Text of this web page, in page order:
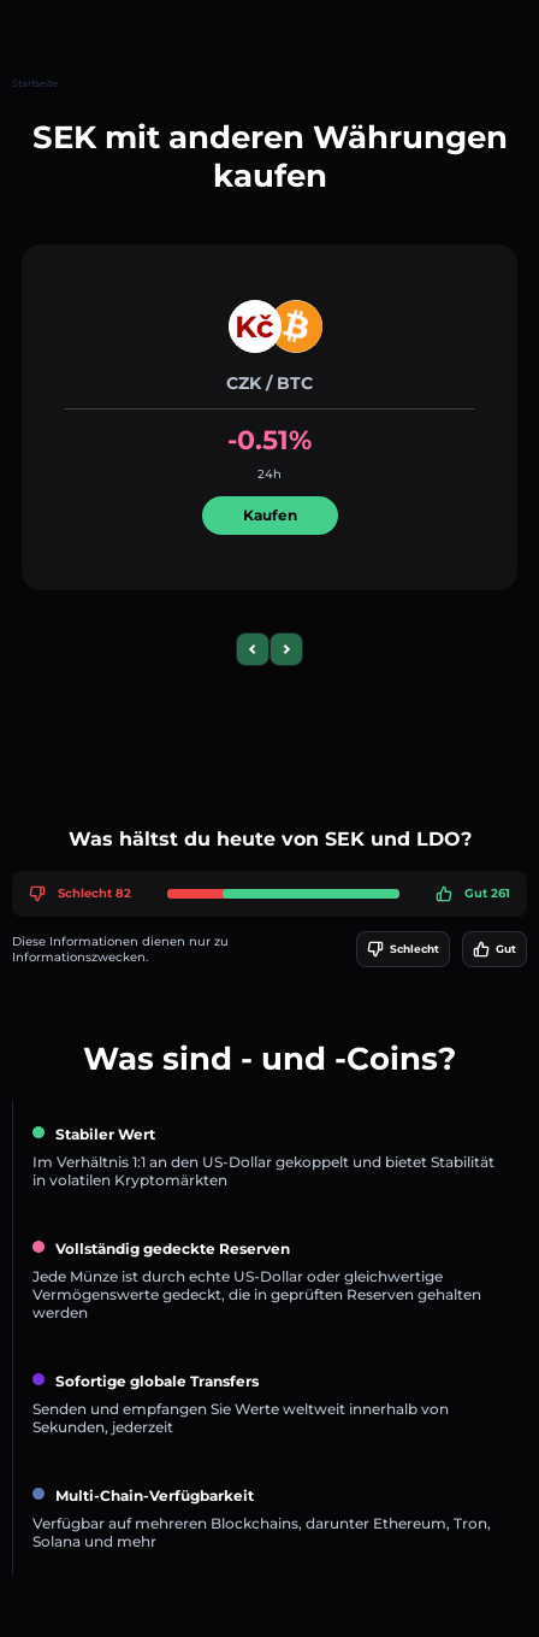
Startseite
SEK mit anderen Währungen
kaufen
CZK / BTC
-0.51%
24h
Kaufen
Previous slide
Next slide
Was hältst du heute von SEK und LDO?
Schlecht 82 Gut 261
Diese Informationen dienen nur zu
Informationszwecken.
Schlecht Gut
Was sind - und -Coins?
Stabiler Wert
Im Verhältnis 1:1 an den US-Dollar gekoppelt und bietet Stabilität
in volatilen Kryptomärkten
Vollständig gedeckte Reserven
Jede Münze ist durch echte US-Dollar oder gleichwertige
Vermögenswerte gedeckt, die in geprüften Reserven gehalten
werden
Sofortige globale Transfers
Senden und empfangen Sie Werte weltweit innerhalb von
Sekunden, jederzeit
Multi-Chain-Verfügbarkeit
Verfügbar auf mehreren Blockchains, darunter Ethereum, Tron,
Solana und mehr